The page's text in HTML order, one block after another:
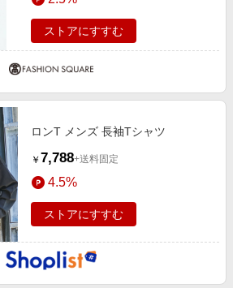
ストアにすすむ
ロンT メンズ 長袖Tシャツ
￥ 7,788+送料固定
4.5%
ストアにすすむ